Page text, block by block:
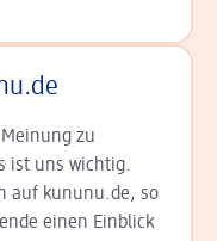
zu
ist uns wichtig.
auf kununu.de, so
einen Einblick